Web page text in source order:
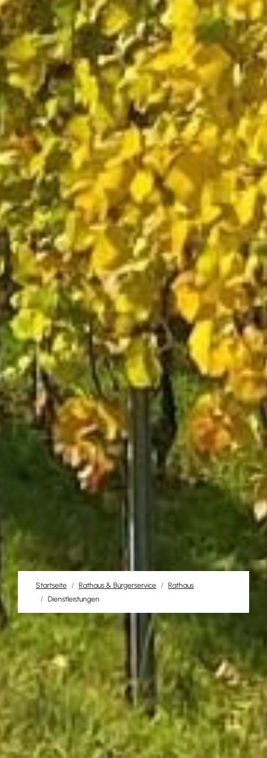
Startseite Rathaus & Bürgerservice
Rathaus
Dienstleistungen